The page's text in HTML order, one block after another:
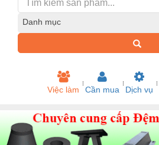
Danh mục
Việc làm Cần mua Dịch vụ